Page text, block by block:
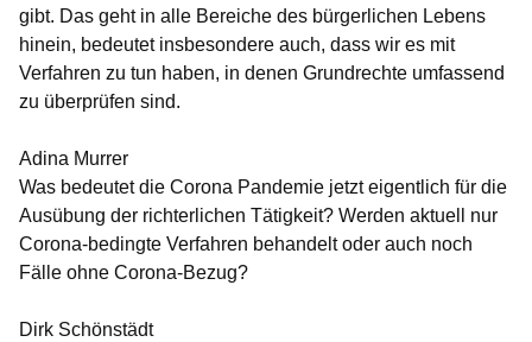
gibt. Das geht in alle Bereiche des bürgerlichen Lebens
hinein, bedeutet insbesondere auch, dass wir es mit
Verfahren zu tun haben, in denen Grundrechte umfassend
zu überprüfen sind.
Adina Murrer
Was bedeutet die Corona Pandemie jetzt eigentlich für die
Ausübung der richterlichen Tätigkeit? Werden aktuell nur
Corona-bedingte Verfahren behandelt oder auch noch
Fälle ohne Corona-Bezug?
Dirk Schönstädt